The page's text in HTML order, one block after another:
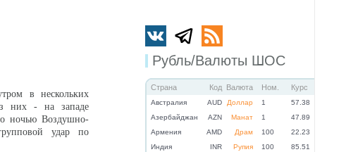
Рубль/Валюты ШОС
Страна Код Валюта Ном. Курс
Австралия AUD Доллар 1
57.38
Азербайджан
AZN Манат 1
47.89
Армения
AMD Драм 100
22.23
Индия
INR Рупия 100
85.51
в нескольких
них - на западе
ночью Воздушно-
удар по